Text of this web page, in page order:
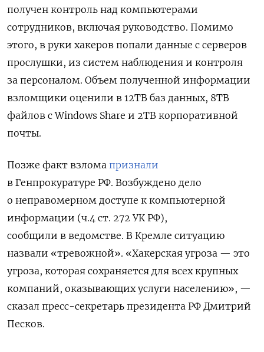
получен контроль над компьютерами
сотрудников, включая руководство. Помимо
этого, в руки хакеров попали данные с серверов
прослушки, из систем наблюдения и контроля
за персоналом. Объем полученной информации
взломщики оценили в 12ТВ баз данных, 8TB
файлов с Windows Share и 2TB корпоративной
почты.
Позже факт взлома признали
в Генпрокуратуре РФ. Возбуждено дело
о неправомерном доступе к компьютерной
информации (ч.4 ст. 272 УК РФ),
сообщили в ведомстве. В Кремле ситуацию
назвали «тревожной». «Хакерская угроза — это
угроза, которая сохраняется для всех крупных
компаний, оказывающих услуги населению», —
сказал пресс-секретарь президента РФ Дмитрий
Песков.